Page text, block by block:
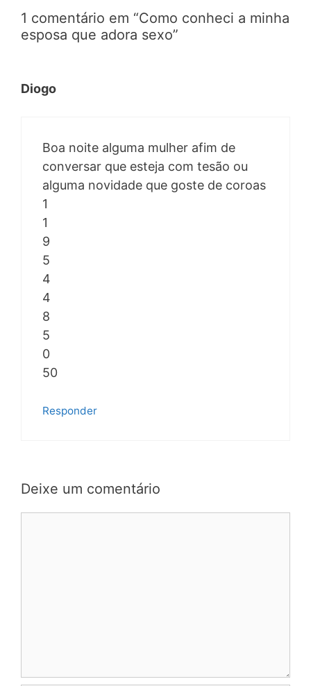
1 comentário em “Como conheci a minha
esposa que adora sexo”
Diogo
Boa noite alguma mulher afim de
conversar que esteja com tesão ou
alguma novidade que goste de coroas
1
1
9
5
4
4
8
5
0
50
Responder
Deixe um comentário